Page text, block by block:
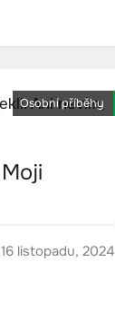
Osobní příběhy
16 listopadu, 2024